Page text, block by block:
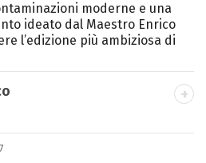
moderne e una
ideato dal Maestro Enrico
l’edizione più ambiziosa di
studiando all'IED